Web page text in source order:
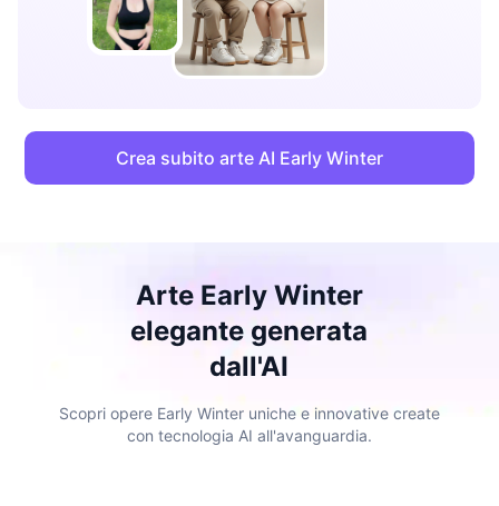
Crea subito arte AI Early Winter
Arte Early Winter
elegante generata
dall'AI
Scopri opere Early Winter uniche e innovative create
con tecnologia AI all'avanguardia.